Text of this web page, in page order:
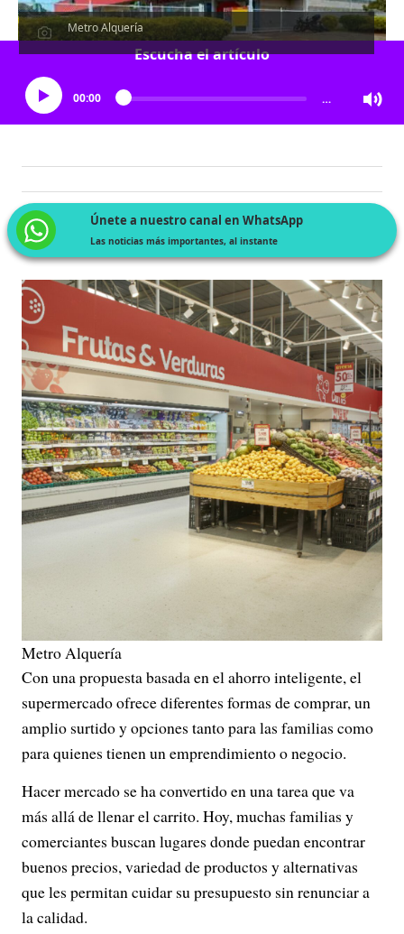
Metro Alquería
Escucha el artículo
00:00 …
Únete a nuestro canal en WhatsApp
Las noticias más importantes, al instante
Metro Alquería
Con una propuesta basada en el ahorro inteligente, el
supermercado ofrece diferentes formas de comprar, un
amplio surtido y opciones tanto para las familias como
para quienes tienen un emprendimiento o negocio.
Hacer mercado se ha convertido en una tarea que va
más allá de llenar el carrito. Hoy, muchas familias y
comerciantes buscan lugares donde puedan encontrar
buenos precios, variedad de productos y alternativas
que les permitan cuidar su presupuesto sin renunciar a
la calidad.